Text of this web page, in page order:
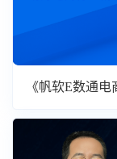
《帆软E数通电